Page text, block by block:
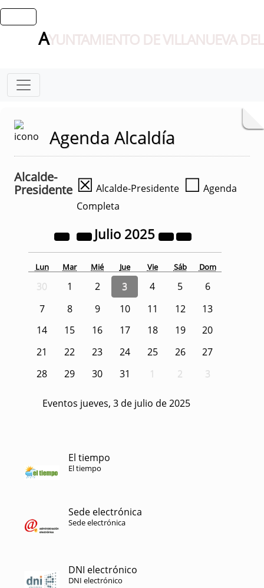
AYUNTAMIENTO DE VILLANUEVA
Agenda Alcaldía
Alcalde-
Presidente ☒ Alcalde-Presidente ☐ Agenda
Completa
Julio 2025
Lun Mar Mié Jue Vie Sáb Dom
30 1 2 3 4 5
6
7
8 9 10 11 12
13
14
15 16 17 18 19
20
21
22 23 24 25 26
27
28
29 30 31 1 2 3
Eventos jueves, 3 de julio de 2025
El tiempo
El tiempo
Sede electrónica
Sede electrónica
DNI electrónico
DNI electrónico